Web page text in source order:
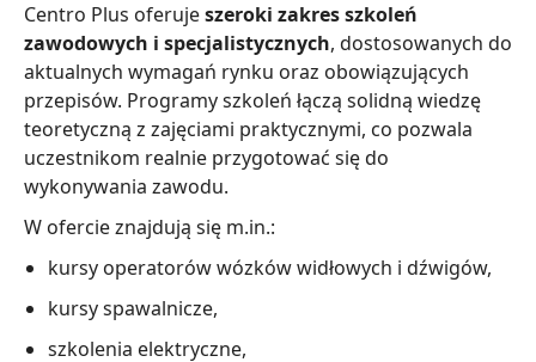
Centro Plus oferujeszeroki zakres szkoleń
zawodowych i specjalistycznych, dostosowanych do
aktualnych wymagań rynku oraz obowiązujących
przepisów. Programy szkoleń łączą solidną wiedzę
teoretyczną z zajęciami praktycznymi, co pozwala
uczestnikom realnie przygotować się do
wykonywania zawodu.
W ofercie znajdują się m.in.:
kursy operatorów wózków widłowych i dźwigów,
kursy spawalnicze,
szkolenia elektryczne,